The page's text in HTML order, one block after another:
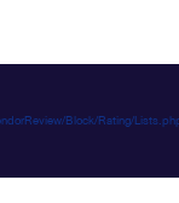
Block/Rating/